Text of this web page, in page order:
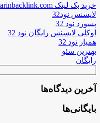
خرید بک لینک behtarinbacklink.com
لایسنس نود32
پسورد نود 32
اوکلی لایسنس رایگان نود 32
همیار نود 32
بهترین سئو
رایگان
آخرین دیدگاه‌ها
بایگانی‌ها